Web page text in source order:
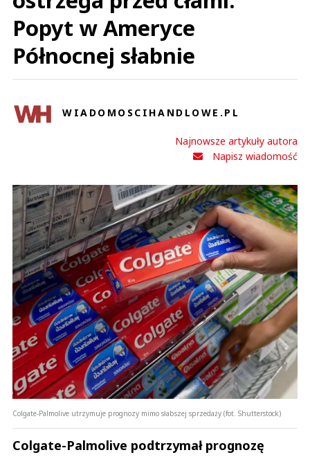
Popyt w Ameryce
Północnej słabnie
WIADOMOSCIHANDLOWE.PL
Najnowsze artykuły autora
Napisz wiadomość
Colgate-Palmolive utrzymuje prognozy mimo słabszej sprzedaży (fot. Shutterstock)
Colgate-Palmolive podtrzymał prognozę